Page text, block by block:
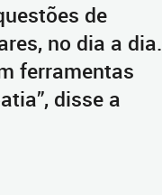
de
no dia a dia.
ferramentas
disse a